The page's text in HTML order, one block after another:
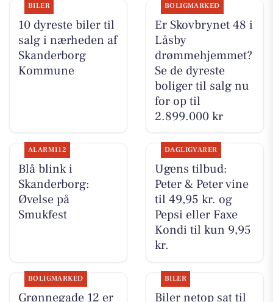
BILER
10 dyreste biler til
salg i nærheden af
Skanderborg
Kommune
BOLIGMARKED
Er Skovbrynet 48 i
Låsby
drømmehjemmet?
Se de dyreste
boliger til salg nu
for op til
2.899.000 kr
ALARM112
Blå blink i
Skanderborg:
Øvelse på
Smukfest
DAGLIGVARER
Ugens tilbud:
Peter & Peter vine
til 49,95 kr. og
Pepsi eller Faxe
Kondi til kun 9,95
kr.
BOLIGMARKED
Grønnegade 12 er
BILER
Biler netop sat til